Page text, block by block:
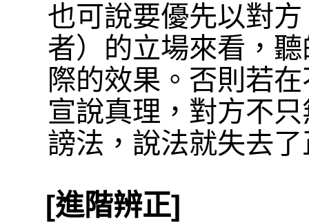
也可說要優先以對
者）的立場來看，
際的效果。否則若
宣說真理，對方不
謗法，說法就失去
[進階辨正]